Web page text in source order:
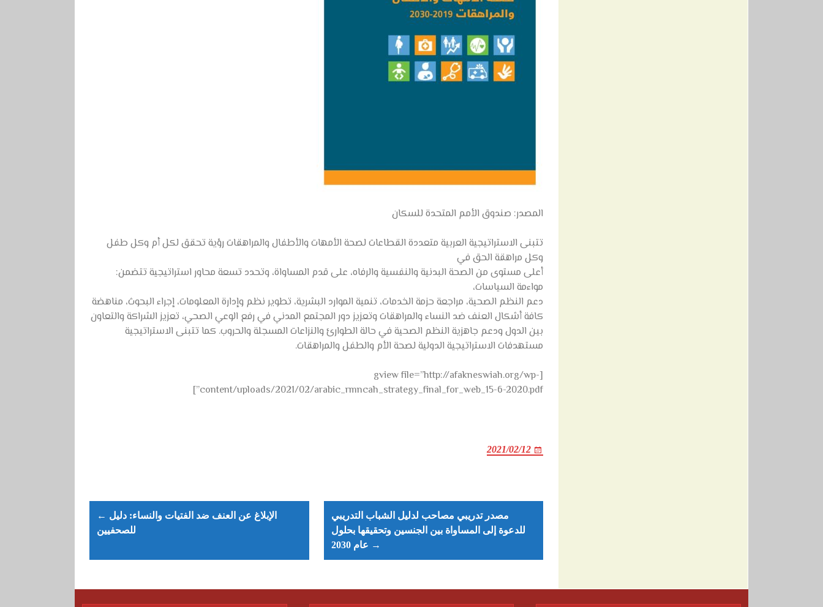
المصدر: صندوق الأمم المتحدة للسكان
تتبنى الاستراتيجية العربية متعددة القطاعات لصحة الأمهات والأطفال والمراهقات رؤية تحقق لكل أم وكل طفل
وكل مراهقة الحق في
أعلى مستوى من الصحة البدنية والنفسية والرفاه، على قدم المساواة، وتحدد تسعة محاور استراتيجية تتضمن:
مواءمة السياسات،
دعم النظم الصحية، مراجعة حزمة الخدمات، تنمية الموارد البشرية، تطوير نظم وإدارة المعلومات، إجراء البحوث، مناهضة
كافة أشكال العنف ضد النساء والمراهقات وتعزيز دور المجتمع المدني في رفع الوعي الصحي، تعزيز الشراكة والتعاون
بين الدول ودعم جاهزية النظم الصحية في حالة الطوارئ والنزاعات المسجلة والحروب. كما تتبنى الاستراتيجية
مستهدفات الاستراتيجية الدولية لصحة الأم والطفل والمراهقات.
[gview file=”http://afakneswiah.org/wp-
content/uploads/2021/02/arabic_rmncah_strategy_final_for_web_15-6-2020.pdf”]
2021/02/12
Post
navigation
مصدر تدريبي مصاحب لدليل الشباب التدريبي
للدعوة إلى المساواة بين الجنسين وتحقيقها بحلول
عام 2030 →
← الإبلاغ عن العنف ضد الفتيات والنساء: دليل
للصحفيين